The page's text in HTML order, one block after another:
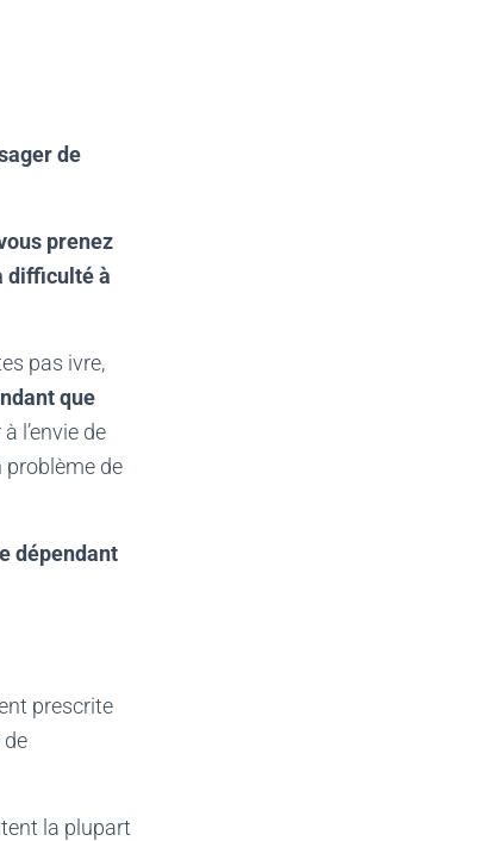
de
prenez
difficulté à
pas ivre,
que
l’envie de
problème de
dépendant
prescrite
de
la plupart